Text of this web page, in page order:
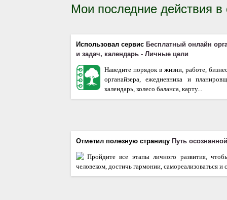
Мои последние действия
Использовал сервис Бесплатный онлайн
и задач, календарь - Личные цели
Наведите порядок в жизни, работе,
органайзера, ежедневника и
календарь, колесо баланса, карту...
Отметил полезную страницу Путь
Пройдите все этапы личного развития,
человеком, достичь гармонии, самореализоваться и